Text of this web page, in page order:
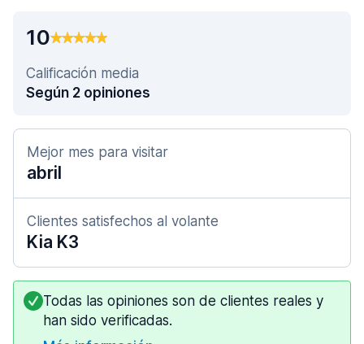
10
Calificación media
Según 2 opiniones
Mejor mes para visitar
abril
Clientes satisfechos al volante
Kia K3
Todas las opiniones son de clientes reales y
han sido verificadas.